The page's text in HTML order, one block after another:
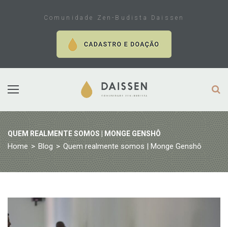
Comunidade Zen-Budista Daissen
QUEM REALMENTE SOMOS | MONGE GENSHÔ
Home > Blog > Quem realmente somos | Monge Genshô